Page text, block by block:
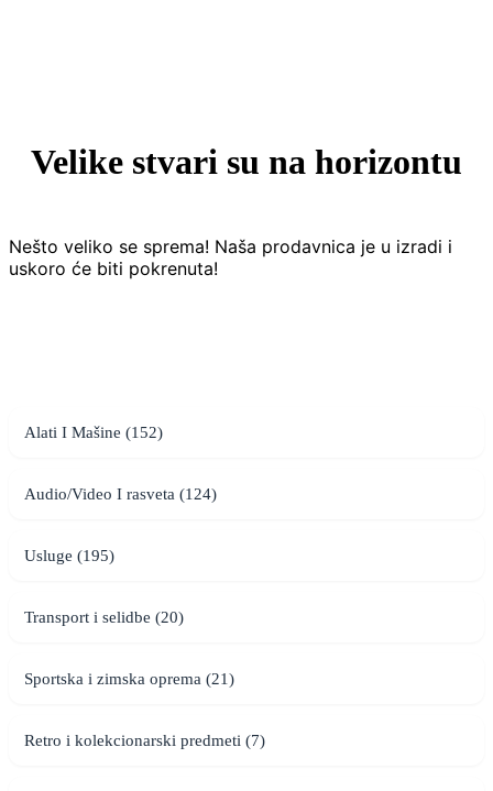
Velike stvari su na horizontu
Nešto veliko se sprema! Naša prodavnica je u izradi i
uskoro će biti pokrenuta!
Alati I Mašine (152)
Audio/Video I rasveta (124)
Usluge (195)
Transport i selidbe (20)
Sportska i zimska oprema (21)
Retro i kolekcionarski predmeti (7)